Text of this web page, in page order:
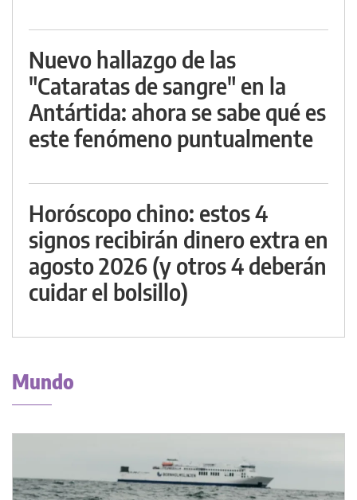
Nuevo hallazgo de las
"Cataratas de sangre" en la
Antártida: ahora se sabe qué es
este fenómeno puntualmente
Horóscopo chino: estos 4
signos recibirán dinero extra en
agosto 2026 (y otros 4 deberán
cuidar el bolsillo)
Mundo